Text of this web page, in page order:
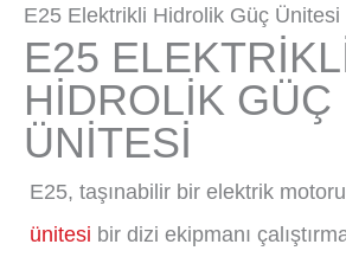
E25 Elektrikli Hidrolik Güç Ünitesi
E25
HİDROLİK GÜÇ
ÜNİTESİ
E25, taşınabilir bir elektrik
ünitesi bir dizi ekipmanı